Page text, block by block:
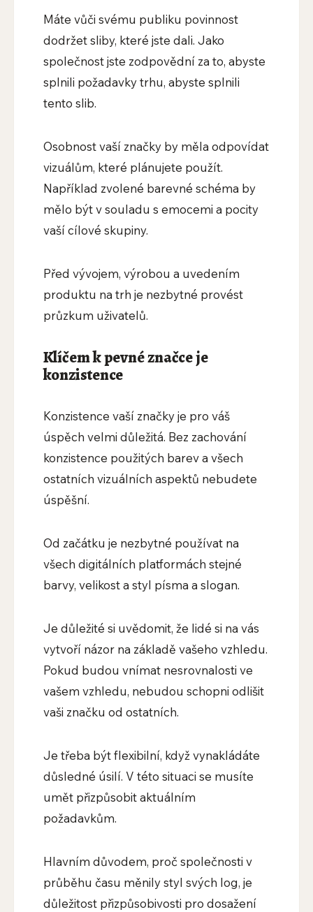
Máte vůči svému publiku povinnost
dodržet sliby, které jste dali. Jako
společnost jste zodpovědní za to, abyste
splnili požadavky trhu, abyste splnili
tento slib.
Osobnost vaší značky by měla odpovídat
vizuálům, které plánujete použít.
Například zvolené barevné schéma by
mělo být v souladu s emocemi a pocity
vaší cílové skupiny.
Před vývojem, výrobou a uvedením
produktu na trh je nezbytné provést
průzkum uživatelů.
Klíčem k pevné značce je
konzistence
Konzistence vaší značky je pro váš
úspěch velmi důležitá. Bez zachování
konzistence použitých barev a všech
ostatních vizuálních aspektů nebudete
úspěšní.
Od začátku je nezbytné používat na
všech digitálních platformách stejné
barvy, velikost a styl písma a slogan.
Je důležité si uvědomit, že lidé si na vás
vytvoří názor na základě vašeho vzhledu.
Pokud budou vnímat nesrovnalosti ve
vašem vzhledu, nebudou schopni odlišit
vaši značku od ostatních.
Je třeba být flexibilní, když vynakládáte
důsledné úsilí. V této situaci se musíte
umět přizpůsobit aktuálním
požadavkům.
Hlavním důvodem, proč společnosti v
průběhu času měnily styl svých log, je
důležitost přizpůsobivosti pro dosažení